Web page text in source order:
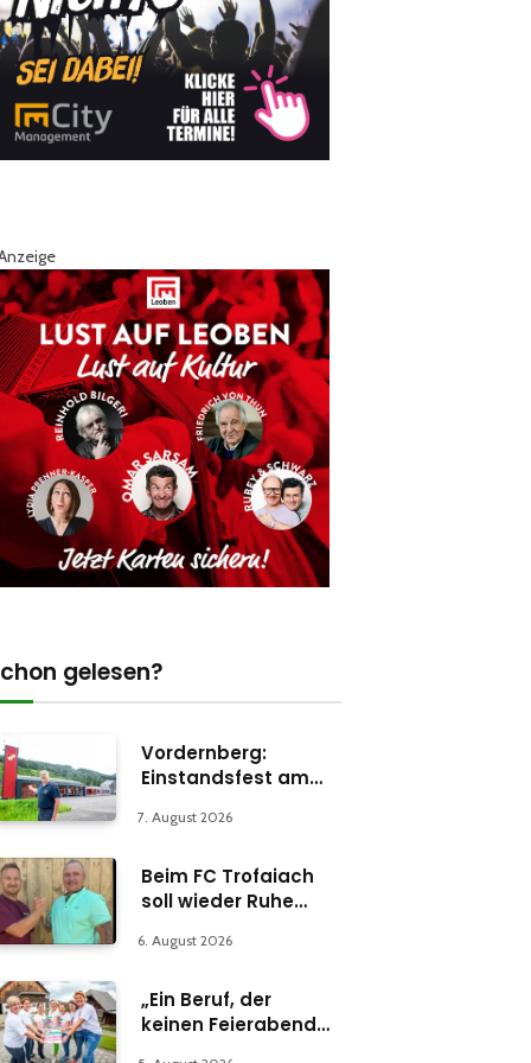
gelesen?
Vordernberg:
Einstandsfest am
7. August 2026
Beim FC Trofaiach
soll wieder Ruhe
6. August 2026
„Ein Beruf, der
keinen Feierabend